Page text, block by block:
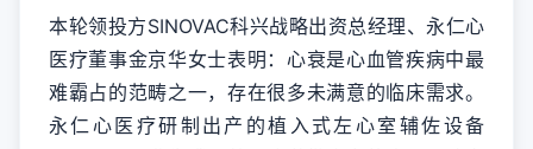
本轮领投方SINOVAC科兴战略出资总经理、永仁心
医疗董事金京华女士表明：心衰是心血管疾病中最
难霸占的范畴之一，存在很多未满意的临床需求。
永仁心医疗研制出产的植入式左心室辅佐设备